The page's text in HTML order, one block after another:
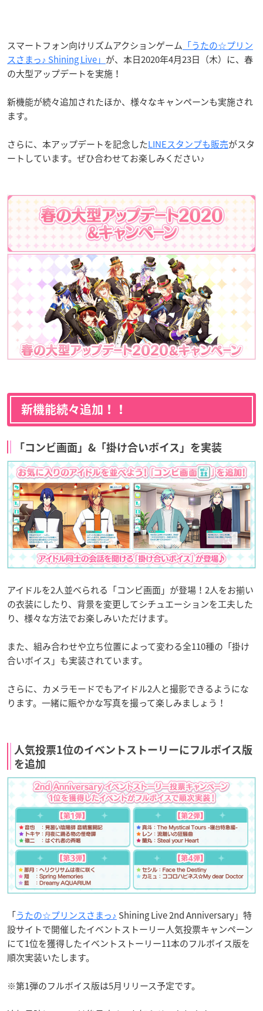
スマートフォン向けリズムアクションゲーム 「うたの☆プリン
スさまっ♪ Shining Live」 が、本日2020年4月23日（木）に、春
の大型アップデートを実施！
新機能が続々追加されたほか、様々なキャンペーンも実施され
ます。
さらに、本アップデートを記念したLINEスタンプも販売がスタ
ートしています。ぜひ合わせてお楽しみください♪
新機能続々追加！！
「コンビ画面」&「掛け合いボイス」を実装
アイドルを2人並べられる「コンビ画面」が登場！2人をお揃い
の衣装にしたり、背景を変更してシチュエーションを工夫した
り、様々な方法でお楽しみいただけます。
また、組み合わせや立ち位置によって変わる全110種の「掛け
合いボイス」も実装されています。
さらに、カメラモードでもアイドル2人と撮影できるようにな
ります。一緒に賑やかな写真を撮って楽しみましょう！
人気投票1位のイベントストーリーにフルボイス版
を追加
「うたの☆プリンスさまっ♪ Shining Live 2nd Anniversary」特
設サイトで開催したイベントストーリー人気投票キャンペーン
にて1位を獲得したイベントストーリー11本のフルボイス版を
順次実装いたします。
※第1弾のフルボイス版は5月リリース予定です。